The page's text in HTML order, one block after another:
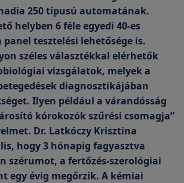
250 típusú automatának.
helyben 6 féle egyedi 40-es
tesztelési lehetősége is.
széles választékkal elérhetők
vizsgálatok, melyek a
diagnosztikájában
Ilyen például a várandósság
kórokozók szűrési csomagja”
Dr. Latkóczy Krisztina
hogy 3 hónapig fagyasztva
szérumot, a fertőzés-szerológiai
egy évig megőrzik. A kémiai